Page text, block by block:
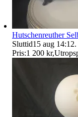
Hutschenreuther
Sluttid15 aug 14:12.
Pris:1 200 kr,